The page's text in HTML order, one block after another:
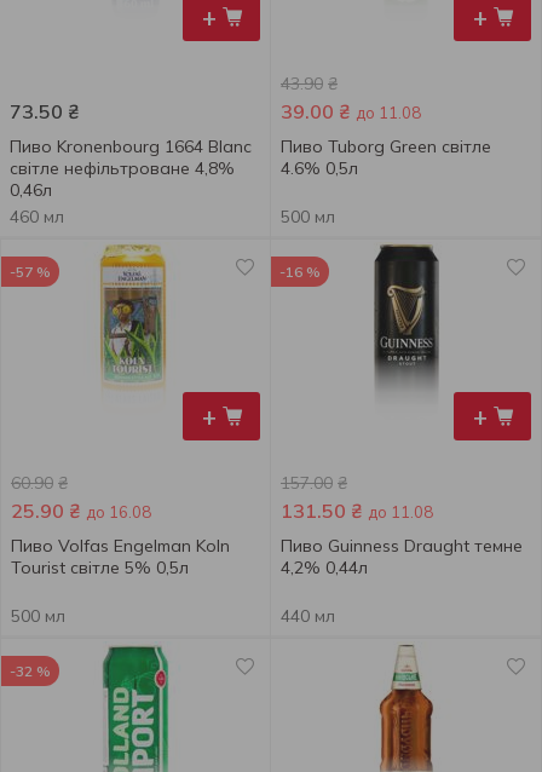
+
73.50 ₴
Пиво Kronenbourg 1664 Blanc
світле нефільтроване 4,8%
0,46л
460 мл
+
43.90 ₴
39.00 ₴ до 11.08
Пиво Tuborg Green світле
4.6% 0,5л
500 мл
+
-57 %
60.90 ₴
25.90 ₴ до 16.08
Пиво Volfas Engelman Koln
Tourist світле 5% 0,5л
500 мл
+
-16 %
157.00 ₴
131.50 ₴ до 11.08
Пиво Guinness Draught темне
4,2% 0,44л
440 мл
-32 %